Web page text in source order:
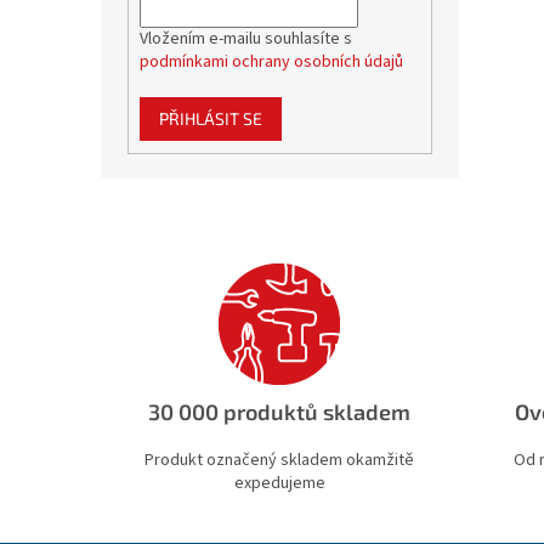
Vložením e-mailu souhlasíte s
podmínkami ochrany osobních údajů
PŘIHLÁSIT SE
30 000 produktů skladem
Produkt označený skladem okamžitě
expedujeme
Od